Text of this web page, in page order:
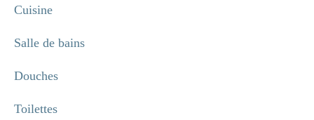
Cuisine
Salle de bains
Douches
Toilettes